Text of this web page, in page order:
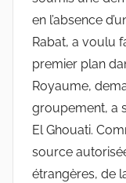
en l’absence
Rabat, a voulu
premier plan
Royaume,
groupement, a
El Ghouati.
source
étrangères, de